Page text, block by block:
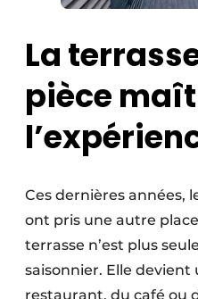
La
pièce
Ces dernières années,
ont pris une autre place
terrasse n’est plus
saisonnier. Elle devient
restaurant, du café ou